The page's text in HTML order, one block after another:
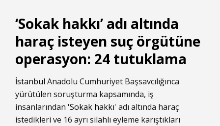
‘Sokak hakkı’ adı altında
haraç isteyen suç örgütüne
operasyon: 24 tutuklama
İstanbul Anadolu Cumhuriyet Başsavcılığınca
yürütülen soruşturma kapsamında, iş
insanlarından 'Sokak hakkı' adı altında haraç
istedikleri ve 16 ayrı silahlı eyleme karıştıkları